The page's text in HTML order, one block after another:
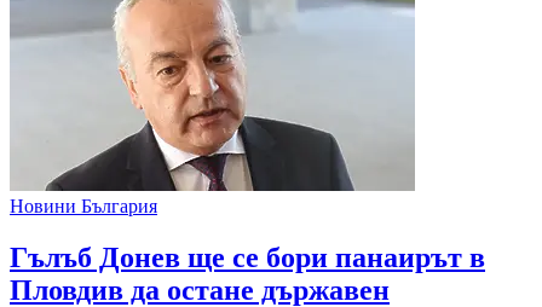
Новини България
Гълъб Донев ще се бори панаирът в
Пловдив да остане държавен